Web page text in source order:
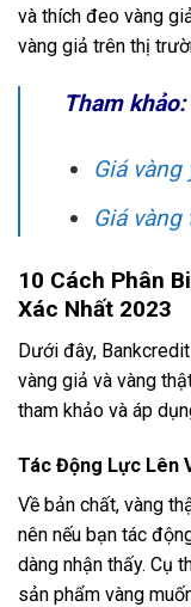
và thích đeo vàng
vàng giả trên thị
Tham khảo:
Giá vàng
Giá vàng
10 Cách Phân
Xác Nhất 2023
Dưới đây,
vàng giả và vàng
tham khảo và áp
Tác Động Lực Lên
Về bản chất, vàng
nên nếu bạn tác
dàng nhận thấy. Cụ
sản phẩm vàng